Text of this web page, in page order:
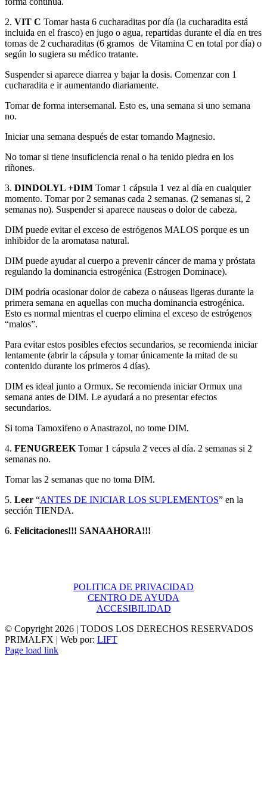
2. VIT C Tomar hasta 6 cucharaditas por día (la cucharadita está
incluida en el frasco) en jugo o agua, repartidas durante el día en tres
tomas de 2 cucharaditas (6 gramos de Vitamina C en total por día) o
según lo sugiera su médico tratante.
Suspender si aparece diarrea y bajar la dosis. Comenzar con 1
cucharadita e ir aumentando diariamente.
Tomar de forma intersemanal. Esto es, una semana si uno semana
no.
Iniciar una semana después de estar tomando Magnesio.
No tomar si tiene insuficiencia renal o ha tenido piedra en los
riñones.
3. DINDOLYL +DIM Tomar 1 cápsula 1 vez al día en cualquier
momento. Tomar por 2 semanas cada 2 semanas. (2 semanas si, 2
semanas no). Suspender si aparece nauseas o dolor de cabeza.
DIM puede evitar el exceso de estrógenos MALOS porque es un
inhibidor de la aromatasa natural.
DIM puede ayudar al cuerpo a prevenir cáncer de mama y próstata
regulando la dominancia estrogénica (Estrogen Dominace).
DIM podría ocasionar dolor de cabeza o náuseas ligeras durante la
primera semana en aquellas con mucha dominancia estrogénica.
Esto es normal mientras el cuerpo elimina el exceso de estrógenos
“malos”.
Para evitar estos posibles efectos secundarios, se recomienda iniciar
lentamente (abrir la cápsula y tomar únicamente la mitad de su
contenido durante los primeros 4 días).
DIM es ideal junto a Ormux. Se recomienda iniciar Ormux una
semana antes de DIM. Le ayudará a no presentar efectos
secundarios.
Si toma Tamoxifeno o Anastrazol, no tome DIM.
4. FENUGREEK Tomar 1 cápsula 2 veces al día. 2 semanas si 2
semanas no.
Tomar las 2 semanas que no toma DIM.
5. Leer “ANTES DE INICIAR LOS SUPLEMENTOS” en la
sección TIENDA.
6. Felicitaciones!!! SANAAHORA!!!
POLITICA DE PRIVACIDAD
CENTRO DE AYUDA
ACCESIBILIDAD
© Copyright 2026 | TODOS LOS DERECHOS RESERVADOS
PRIMALFX | Web por: LIFT
Page load link